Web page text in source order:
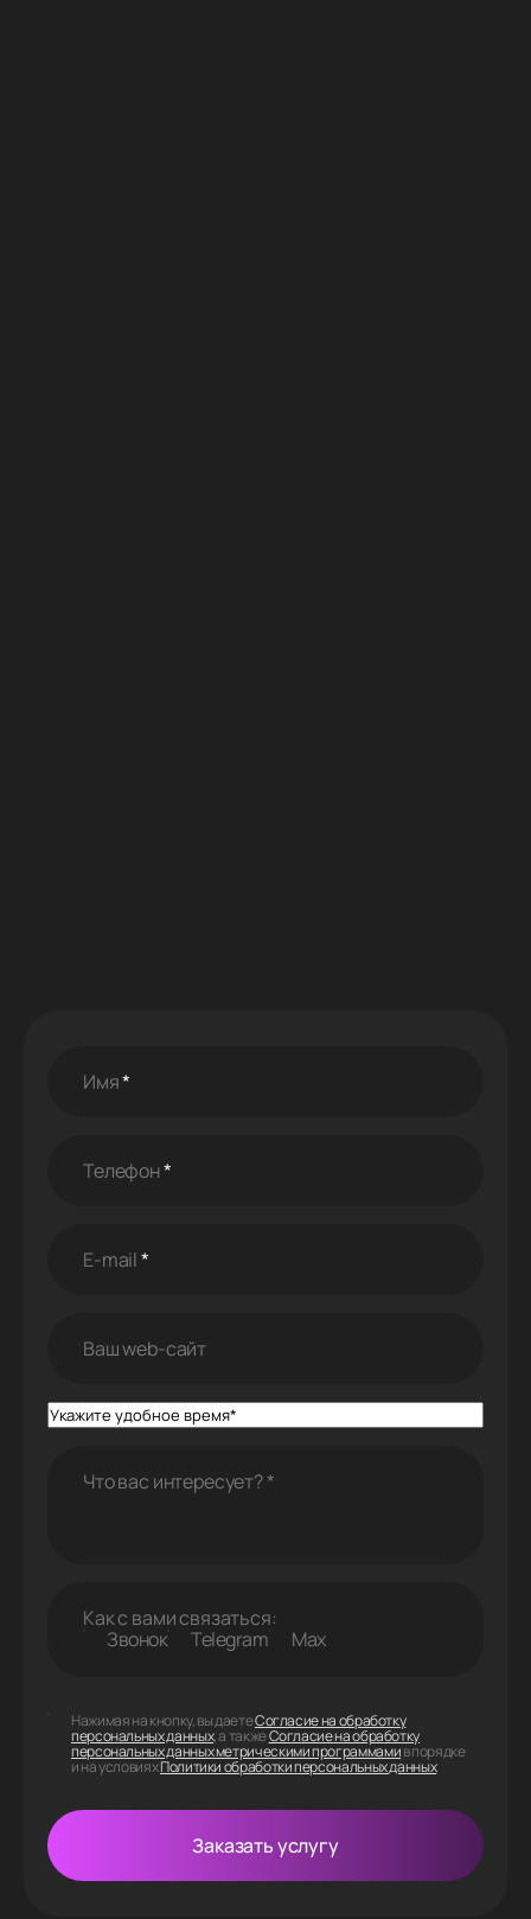
Имя*
Телефон*
E-mail*
Ваш web-cайт
Что вас интересует?*
Как с вами связаться:
Звонок
Telegram Max
Нажимая на кнопку, вы даетеСогласие на обработку
персональных данных, а такжеСогласие на обработку
персональных данных метрическими программамив порядке
и на условияхПолитики обработки персональных данных
Заказать услугу